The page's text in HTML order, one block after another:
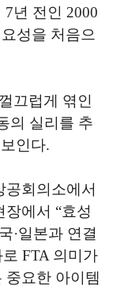
년 전인 2000
성을 처음으
끄럽게 엮인
의 실리를 추
인다.
회의소에서
에서 “효성
·일본과 연결
FTA 의미가
중요한 아이템